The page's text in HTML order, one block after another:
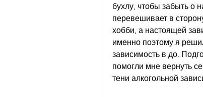
бухлу, чтобы забыть о
перевешивает в
хобби, а настоящей
именно поэтому я
зависимость в до.
помогли мне вернуть
тени алкогольной